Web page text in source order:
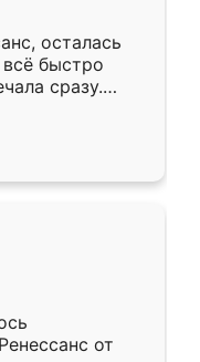
здесь.
осталась
быстро
сразу.
подошёл к
Собрали
даже
от